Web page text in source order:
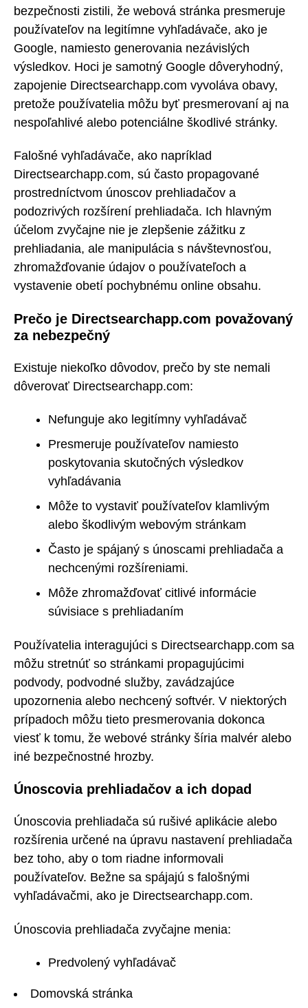
bezpečnosti zistili, že webová stránka presmeruje
používateľov na legitímne vyhľadávače, ako je
Google, namiesto generovania nezávislých
výsledkov. Hoci je samotný Google dôveryhodný,
zapojenie Directsearchapp.com vyvoláva obavy,
pretože používatelia môžu byť presmerovaní aj na
nespoľahlivé alebo potenciálne škodlivé stránky.
Falošné vyhľadávače, ako napríklad
Directsearchapp.com, sú často propagované
prostredníctvom únoscov prehliadačov a
podozrivých rozšírení prehliadača. Ich hlavným
účelom zvyčajne nie je zlepšenie zážitku z
prehliadania, ale manipulácia s návštevnosťou,
zhromažďovanie údajov o používateľoch a
vystavenie obetí pochybnému online obsahu.
Prečo je Directsearchapp.com považovaný
za nebezpečný
Existuje niekoľko dôvodov, prečo by ste nemali
dôverovať Directsearchapp.com:
Nefunguje ako legitímny vyhľadávač
Presmeruje používateľov namiesto
poskytovania skutočných výsledkov
vyhľadávania
Môže to vystaviť používateľov klamlivým
alebo škodlivým webovým stránkam
Často je spájaný s únoscami prehliadača a
nechcenými rozšíreniami.
Môže zhromažďovať citlivé informácie
súvisiace s prehliadaním
Používatelia interagujúci s Directsearchapp.com sa
môžu stretnúť so stránkami propagujúcimi
podvody, podvodné služby, zavádzajúce
upozornenia alebo nechcený softvér. V niektorých
prípadoch môžu tieto presmerovania dokonca
viesť k tomu, že webové stránky šíria malvér alebo
iné bezpečnostné hrozby.
Únoscovia prehliadačov a ich dopad
Únoscovia prehliadača sú rušivé aplikácie alebo
rozšírenia určené na úpravu nastavení prehliadača
bez toho, aby o tom riadne informovali
používateľov. Bežne sa spájajú s falošnými
vyhľadávačmi, ako je Directsearchapp.com.
Únoscovia prehliadača zvyčajne menia:
Predvolený vyhľadávač
Domovská stránka